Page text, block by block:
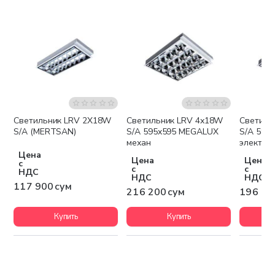
Светильник LRV 2X18W
S/A (MERTSAN)
Цена
с
НДС
117 900 сум
Купить
Светильник LRV 4х18W
S/A 595x595 MEGALUX
механ
Цена
с
НДС
216 200 сум
Купить
S/A
Цена
с
НДС
196